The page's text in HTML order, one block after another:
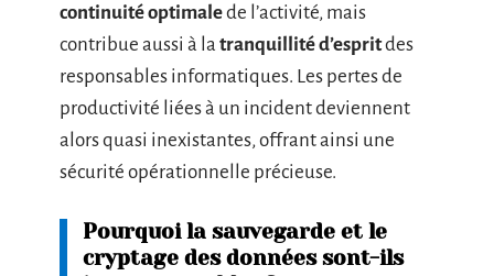
continuité optimalede l’activité, mais
contribue aussi à la tranquillité d’espritdes
responsables informatiques. Les pertes de
productivité liées à un incident deviennent
alors quasi inexistantes, offrant ainsi une
sécurité opérationnelle précieuse.
Pourquoi la sauvegarde et le
cryptage des données sont-ils